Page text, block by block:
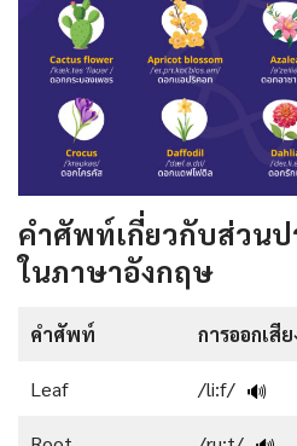
คำศัพท์เกี่ยวกับส่วน
ในภาษาอังกฤษ
คำศัพท์ การออกเสีย
Leaf /li:f/ 🔊